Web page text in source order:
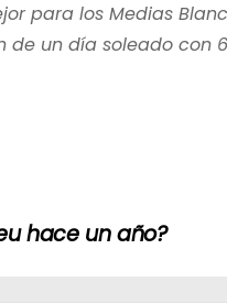
para los Medias
de un día soleado con
hace un año?